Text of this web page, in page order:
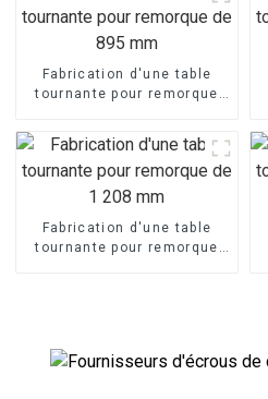
Fabrication d'une table
tournante pour remorque
Fabrication d'une table
tournante pour remorque